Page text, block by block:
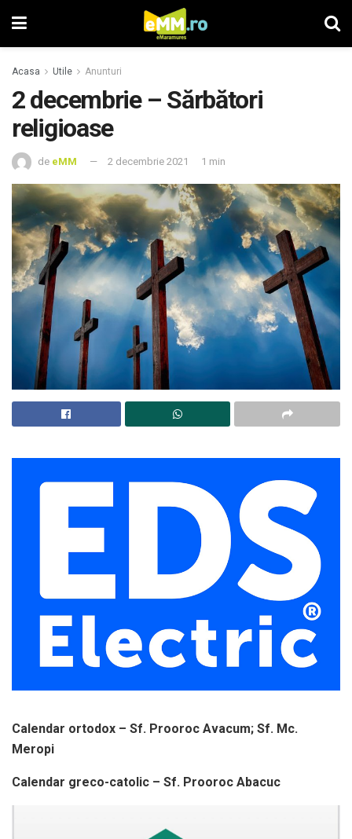
Acasa Utile Anunturi
2 decembrie – Sărbători
religioase
de eMM 2 decembrie 2021 1 min
Calendar ortodox – Sf. Prooroc Avacum; Sf. Mc.
Meropi
Calendar greco-catolic – Sf. Prooroc Abacuc